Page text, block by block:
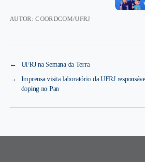
AUTOR: COORDCOM/UFRJ
←
UFRJ na Semana da Terra
→
Imprensa visita laboratório da UFRJ
doping no Pan